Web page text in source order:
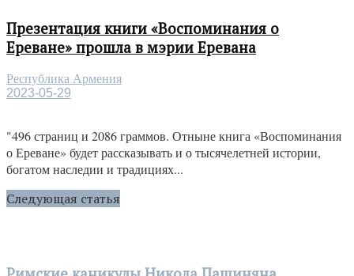
Презентация книги «Воспоминания о
Ереване» прошла в мэрии Еревана
Республика Армения
2023-05-29
"496 страниц и 2086 граммов. Отныне книга «Воспоминания
о Ереване» будет рассказывать и о тысячелетней истории,
богатом наследии и традициях...
Следующая статья